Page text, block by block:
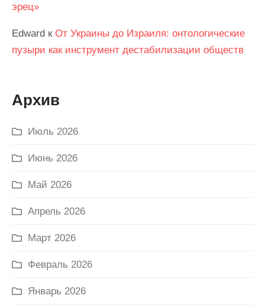
эрец»
Edward к От Украины до Израиля: онтологические
пузыри как инструмент дестабилизации обществ
Архив
Июль 2026
Июнь 2026
Май 2026
Апрель 2026
Март 2026
Февраль 2026
Январь 2026